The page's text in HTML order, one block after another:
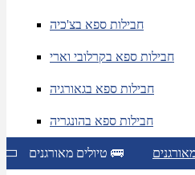
חבילות ספא בצ'כיה
חבילות ספא בקרלובי וארי
חבילות ספא בגאורגיה
חבילות ספא בהונגריה
טיולים מאורגנים 🚌